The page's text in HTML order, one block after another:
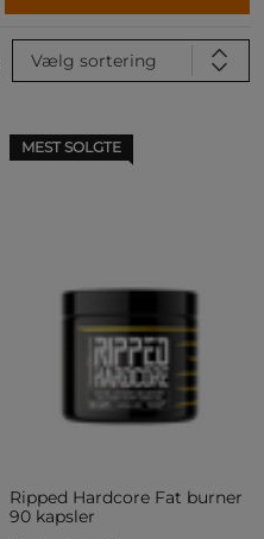
Vælg sortering
MEST SOLGTE
Ripped Hardcore Fat burner
90 kapsler